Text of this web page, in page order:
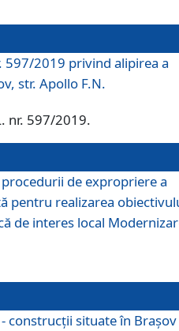
597/2019 privind alipirea a
str. Apollo F.N.
nr. 597/2019.
de expropriere a
pentru realizarea
de interes local
construcții situate în Brașov